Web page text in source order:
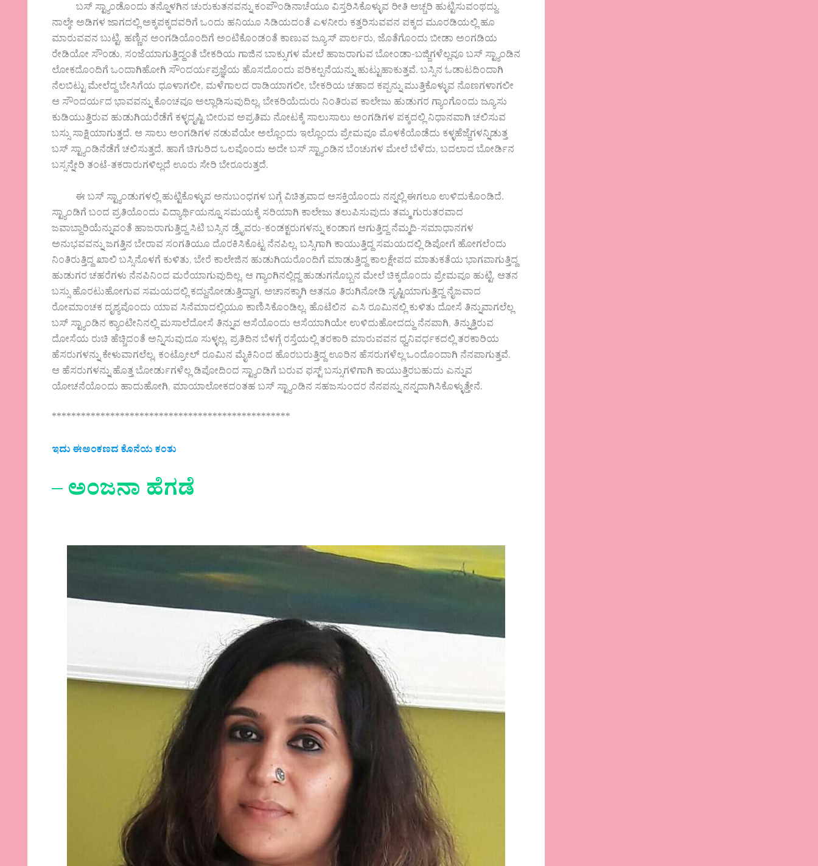
ಬಸ್ ಸ್ಟ್ಯಾಂಡೊಂದು ತನ್ನೊಳಗಿನ ಚುರುಕುತನವನ್ನು ಕಂಪೌಂಡಿನಾಚೆಯೂ ವಿಸ್ತರಿಸಿಕೊಳ್ಳುವ ರೀತಿ ಅಚ್ಚರಿ ಹುಟ್ಟಿಸುವಂಥದ್ದು.
ನಾಲ್ಕೇ ಅಡಿಗಳ ಜಾಗದಲ್ಲಿ ಅಕ್ಕಪಕ್ಕದವರಿಗೆ ಒಂದು ಹನಿಯೂ ಸಿಡಿಯದಂತೆ ಎಳನೀರು ಕತ್ತರಿಸುವವನ ಪಕ್ಕದ ಮೂರಡಿಯಲ್ಲಿ ಹೂ
ಮಾರುವವನ ಬುಟ್ಟಿ, ಹಣ್ಣಿನ ಅಂಗಡಿಯೊಂದಿಗೆ ಅಂಟಿಕೊಂಡಂತೆ ಕಾಣುವ ಜ್ಯೂಸ್ ಪಾರ್ಲರು, ಜೊತೆಗೊಂದು ಬೀಡಾ ಅಂಗಡಿಯ
ರೇಡಿಯೋ ಸೌಂಡು, ಸಂಜೆಯಾಗುತ್ತಿದ್ದಂತೆ ಬೇಕರಿಯ ಗಾಜಿನ ಬಾಕ್ಸುಗಳ ಮೇಲೆ ಹಾಜರಾಗುವ ಬೋಂಡಾ-ಬಜ್ಜಿಗಳೆಲ್ಲವೂ ಬಸ್ ಸ್ಟ್ಯಾಂಡಿನ
ಲೋಕದೊಂದಿಗೆ ಒಂದಾಗಿಹೋಗಿ ಸೌಂದರ್ಯಪ್ರಜ್ಞೆಯ ಹೊಸದೊಂದು ಪರಿಕಲ್ಪನೆಯನ್ನು ಹುಟ್ಟುಹಾಕುತ್ತವೆ. ಬಸ್ಸಿನ ಓಡಾಟದಿಂದಾಗಿ
ನೆಲಬಿಟ್ಟು ಮೇಲೆದ್ದ ಬೇಸಿಗೆಯ ಧೂಳಾಗಲೀ, ಮಳೆಗಾಲದ ರಾಡಿಯಾಗಲೀ, ಬೇಕರಿಯ ಚಹಾದ ಕಪ್ಪನ್ನು ಮುತ್ತಿಕೊಳ್ಳುವ ನೊಣಗಳಾಗಲೀ
ಆ ಸೌಂದರ್ಯದ ಭಾವವನ್ನು ಕೊಂಚವೂ ಅಲ್ಲಾಡಿಸುವುದಿಲ್ಲ. ಬೇಕರಿಯೆದುರು ನಿಂತಿರುವ ಕಾಲೇಜು ಹುಡುಗರ ಗ್ಯಾಂಗೊಂದು ಜ್ಯೂಸು
ಕುಡಿಯುತ್ತಿರುವ ಹುಡುಗಿಯರೆಡೆಗೆ ಕಳ್ಳದೃಷ್ಟಿ ಬೀರುವ ಅಪ್ರತಿಮ ನೋಟಕ್ಕೆ ಸಾಲುಸಾಲು ಅಂಗಡಿಗಳ ಪಕ್ಕದಲ್ಲಿ ನಿಧಾನವಾಗಿ ಚಲಿಸುವ
ಬಸ್ಸು ಸಾಕ್ಷಿಯಾಗುತ್ತದೆ. ಆ ಸಾಲು ಅಂಗಡಿಗಳ ನಡುವೆಯೇ ಅಲ್ಲೊಂದು ಇಲ್ಲೊಂದು ಪ್ರೇಮವೂ ಮೊಳಕೆಯೊಡೆದು ಕಳ್ಳಹೆಜ್ಜೆಗಳನ್ನಿಡುತ್ತ
ಬಸ್ ಸ್ಟ್ಯಾಂಡಿನೆಡೆಗೆ ಚಲಿಸುತ್ತದೆ. ಹಾಗೆ ಚಿಗುರಿದ ಒಲವೊಂದು ಅದೇ ಬಸ್ ಸ್ಟ್ಯಾಂಡಿನ ಬೆಂಚುಗಳ ಮೇಲೆ ಬೆಳೆದು, ಬದಲಾದ ಬೋರ್ಡಿನ
ಬಸ್ಸನ್ನೇರಿ ತಂಟೆ-ತಕರಾರುಗಳಿಲ್ಲದೆ ಊರು ಸೇರಿ ಬೇರೂರುತ್ತದೆ.
ಈ ಬಸ್ ಸ್ಟ್ಯಾಂಡುಗಳಲ್ಲಿ ಹುಟ್ಟಿಕೊಳ್ಳುವ ಅನುಬಂಧಗಳ ಬಗ್ಗೆ ವಿಚಿತ್ರವಾದ ಆಸಕ್ತಿಯೊಂದು ನನ್ನಲ್ಲಿ ಈಗಲೂ ಉಳಿದುಕೊಂಡಿದೆ.
ಸ್ಟ್ಯಾಂಡಿಗೆ ಬಂದ ಪ್ರತಿಯೊಂದು ವಿದ್ಯಾರ್ಥಿಯನ್ನೂ ಸಮಯಕ್ಕೆ ಸರಿಯಾಗಿ ಕಾಲೇಜು ತಲುಪಿಸುವುದು ತಮ್ಮ ಗುರುತರವಾದ
ಜವಾಬ್ದಾರಿಯೆನ್ನುವಂತೆ ಹಾಜರಾಗುತ್ತಿದ್ದ ಸಿಟಿ ಬಸ್ಸಿನ ಡ್ರೈವರು-ಕಂಡಕ್ಟರುಗಳನ್ನು ಕಂಡಾಗ ಆಗುತ್ತಿದ್ದ ನೆಮ್ಮದಿ-ಸಮಾಧಾನಗಳ
ಅನುಭವವನ್ನು ಜಗತ್ತಿನ ಬೇರಾವ ಸಂಗತಿಯೂ ದೊರಕಿಸಿಕೊಟ್ಟ ನೆನಪಿಲ್ಲ. ಬಸ್ಸಿಗಾಗಿ ಕಾಯುತ್ತಿದ್ದ ಸಮಯದಲ್ಲಿ ಡಿಪೋಗೆ ಹೋಗಲೆಂದು
ನಿಂತಿರುತ್ತಿದ್ದ ಖಾಲಿ ಬಸ್ಸಿನೊಳಗೆ ಕುಳಿತು, ಬೇರೆ ಕಾಲೇಜಿನ ಹುಡುಗಿಯರೊಂದಿಗೆ ಮಾಡುತ್ತಿದ್ದ ಕಾಲಕ್ಷೇಪದ ಮಾತುಕತೆಯ ಭಾಗವಾಗುತ್ತಿದ್ದ
ಹುಡುಗರ ಚಹರೆಗಳು ನೆನಪಿನಿಂದ ಮರೆಯಾಗುವುದಿಲ್ಲ. ಆ ಗ್ಯಾಂಗಿನಲ್ಲಿದ್ದ ಹುಡುಗನೊಬ್ಬನ ಮೇಲೆ ಚಿಕ್ಕದೊಂದು ಪ್ರೇಮವೂ ಹುಟ್ಟಿ, ಆತನ
ಬಸ್ಸು ಹೊರಟುಹೋಗುವ ಸಮಯದಲ್ಲಿ ಕದ್ದುನೋಡುತ್ತಿದ್ದಾಗ, ಅಚಾನಕ್ಕಾಗಿ ಆತನೂ ತಿರುಗಿನೋಡಿ ಸೃಷ್ಟಿಯಾಗುತ್ತಿದ್ದ ನೈಜವಾದ
ರೋಮಾಂಚಕ ದೃಶ್ಯವೊಂದು ಯಾವ ಸಿನೆಮಾದಲ್ಲಿಯೂ ಕಾಣಿಸಿಕೊಂಡಿಲ್ಲ. ಹೊಟೆಲಿನ ಎಸಿ ರೂಮಿನಲ್ಲಿ ಕುಳಿತು ದೋಸೆ ತಿನ್ನುವಾಗಲೆಲ್ಲ
ಬಸ್ ಸ್ಟ್ಯಾಂಡಿನ ಕ್ಯಾಂಟೀನಿನಲ್ಲಿ ಮಸಾಲೆದೋಸೆ ತಿನ್ನುವ ಆಸೆಯೊಂದು ಆಸೆಯಾಗಿಯೇ ಉಳಿದುಹೋದದ್ದು ನೆನಪಾಗಿ, ತಿನ್ನುತ್ತಿರುವ
ದೋಸೆಯ ರುಚಿ ಹೆಚ್ಚಿದಂತೆ ಅನ್ನಿಸುವುದೂ ಸುಳ್ಳಲ್ಲ. ಪ್ರತಿದಿನ ಬೆಳಗ್ಗೆ ರಸ್ತೆಯಲ್ಲಿ ತರಕಾರಿ ಮಾರುವವನ ಧ್ವನಿವರ್ಧಕದಲ್ಲಿ ತರಕಾರಿಯ
ಹೆಸರುಗಳನ್ನು ಕೇಳುವಾಗಲೆಲ್ಲ, ಕಂಟ್ರೋಲ್ ರೂಮಿನ ಮೈಕಿನಿಂದ ಹೊರಬರುತ್ತಿದ್ದ ಊರಿನ ಹೆಸರುಗಳೆಲ್ಲ ಒಂದೊಂದಾಗಿ ನೆನಪಾಗುತ್ತವೆ.
ಆ ಹೆಸರುಗಳನ್ನು ಹೊತ್ತ ಬೋರ್ಡುಗಳೆಲ್ಲ ಡಿಪೋದಿಂದ ಸ್ಟ್ಯಾಂಡಿಗೆ ಬರುವ ಫಸ್ಟ್ ಬಸ್ಸುಗಳಿಗಾಗಿ ಕಾಯುತ್ತಿರಬಹುದು ಎನ್ನುವ
ಯೋಚನೆಯೊಂದು ಹಾದುಹೋಗಿ, ಮಾಯಾಲೋಕದಂತಹ ಬಸ್ ಸ್ಟ್ಯಾಂಡಿನ ಸಹಜಸುಂದರ ನೆನಪನ್ನು ನನ್ನದಾಗಿಸಿಕೊಳ್ಳುತ್ತೇನೆ.
*************************************************
ಇದು ಈಅಂಕಣದ ಕೊನೆಯ ಕಂತು
–ಅಂಜನಾ ಹೆಗಡೆ